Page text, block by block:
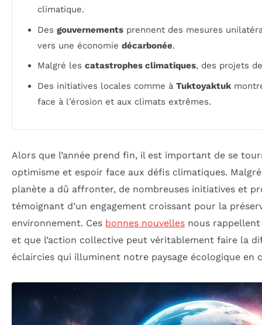
climatique.
Des gouvernements prennent des mesures
vers une économie décarbonée.
Malgré les catastrophes climatiques, des projets
Des initiatives locales comme à Tuktoyaktuk
face à l’érosion et aux climats extrêmes.
Alors que l’année prend fin, il est important de se
optimisme et espoir face aux défis climatiques.
planète a dû affronter, de nombreuses initiatives et
témoignant d’un engagement croissant pour la
environnement. Ces bonnes nouvelles nous
et que l’action collective peut véritablement faire la
éclaircies qui illuminent notre paysage écologique en